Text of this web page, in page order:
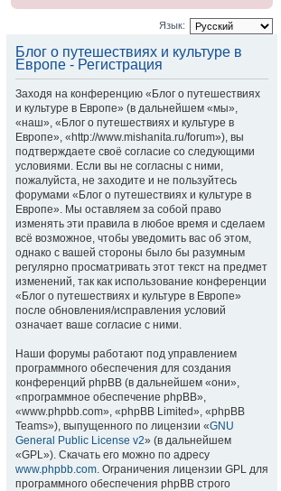
Язык:
Блог о путешествиях и культуре в
Европе - Регистрация
Заходя на конференцию «Блог о путешествиях
и культуре в Европе» (в дальнейшем «мы»,
«наш», «Блог о путешествиях и культуре в
Европе», «http://www.mishanita.ru/forum»), вы
подтверждаете своё согласие со следующими
условиями. Если вы не согласны с ними,
пожалуйста, не заходите и не пользуйтесь
форумами «Блог о путешествиях и культуре в
Европе». Мы оставляем за собой право
изменять эти правила в любое время и сделаем
всё возможное, чтобы уведомить вас об этом,
однако с вашей стороны было бы разумным
регулярно просматривать этот текст на предмет
изменений, так как использование конференции
«Блог о путешествиях и культуре в Европе»
после обновления/исправления условий
означает ваше согласие с ними.
Наши форумы работают под управлением
программного обеспечения для создания
конференций phpBB (в дальнейшем «они»,
«программное обеспечение phpBB»,
«www.phpbb.com», «phpBB Limited», «phpBB
Teams»), выпущенного по лицензии «GNU
General Public License v2» (в дальнейшем
«GPL»). Скачать его можно по адресу
www.phpbb.com. Ограничения лицензии GPL для
программного обеспечения phpBB строго